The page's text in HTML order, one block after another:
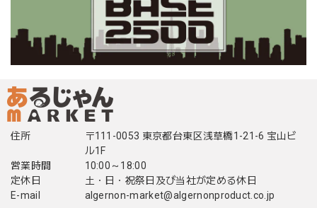
住所
〒111-0053 東京都台東区浅草橋1-21-6 宝山ビ
ル1F
営業時間
10:00～18:00
定休日
土・日・祝祭日及び当社が定める休日
E-mail
algernon-market@algernonproduct.co.jp